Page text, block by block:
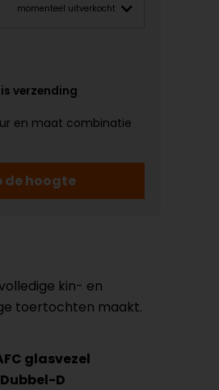
momenteel uitverkocht
verzending
en maat combinatie
de hoogte
kin- en
toertochten maakt.
glasvezel
Dubbel-D